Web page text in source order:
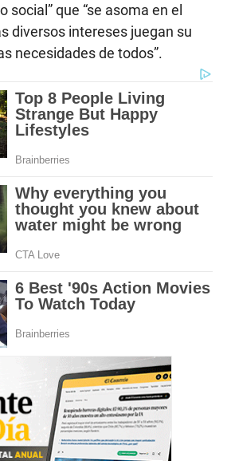
que “se asoma en el
diversos intereses juegan su
necesidades de todos”.